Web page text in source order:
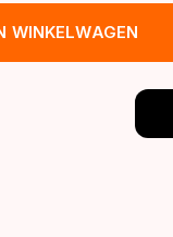
WINKELWAGEN